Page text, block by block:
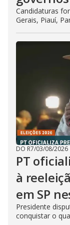
Candidaturas
Gerais, Piauí,
DO R7/03/08/2026
PT
à
em SP
Presidente
conquistar o